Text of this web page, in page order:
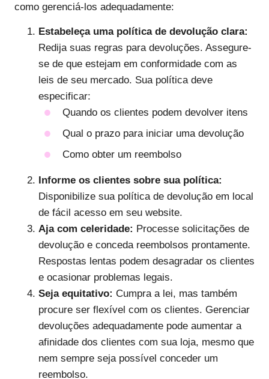
como gerenciá-los adequadamente:
Estabeleça uma política de devolução clara:
Redija suas regras para devoluções. Assegure-
se de que estejam em conformidade com as
leis de seu mercado. Sua política deve
especificar:
Quando os clientes podem devolver itens
Qual o prazo para iniciar uma devolução
Como obter um reembolso
Informe os clientes sobre sua política:
Disponibilize sua política de devolução em local
de fácil acesso em seu website.
Aja com celeridade: Processe solicitações de
devolução e conceda reembolsos prontamente.
Respostas lentas podem desagradar os clientes
e ocasionar problemas legais.
Seja equitativo: Cumpra a lei, mas também
procure ser flexível com os clientes. Gerenciar
devoluções adequadamente pode aumentar a
afinidade dos clientes com sua loja, mesmo que
nem sempre seja possível conceder um
reembolso.